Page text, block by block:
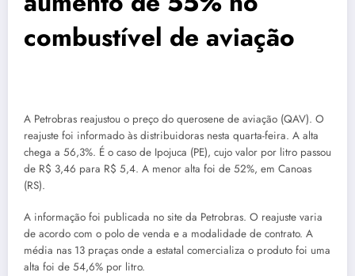
combustível de aviação
A Petrobras reajustou o preço do querosene de aviação (QAV). O
reajuste foi informado às distribuidoras nesta quarta-feira. A alta
chega a 56,3%. É o caso de Ipojuca (PE), cujo valor por litro passou
de R$ 3,46 para R$ 5,4. A menor alta foi de 52%, em Canoas
(RS).
A informação foi publicada no site da Petrobras. O reajuste varia
de acordo com o polo de venda e a modalidade de contrato. A
média nas 13 praças onde a estatal comercializa o produto foi uma
alta foi de 54,6% por litro.